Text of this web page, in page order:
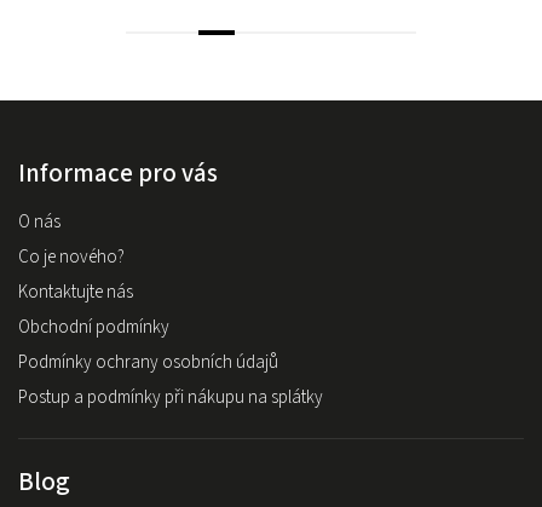
Informace pro vás
O nás
Co je nového?
Kontaktujte nás
Obchodní podmínky
Podmínky ochrany osobních údajů
Postup a podmínky při nákupu na splátky
Blog